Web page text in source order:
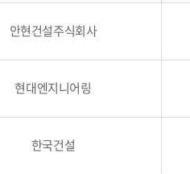
안현건설주식회사
현대엔지니어링
한국건설